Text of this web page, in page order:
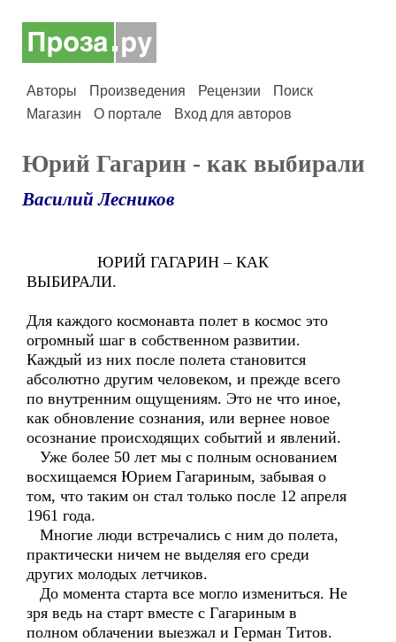
Авторы Произведения Рецензии
Поиск
Магазин
О портале Вход для авторов
Юрий Гагарин - как выбирали
Василий Лесников
ЮРИЙ ГАГАРИН – КАК
ВЫБИРАЛИ.
Для каждого космонавта полет в космос это
огромный шаг в собственном развитии.
Каждый из них после полета становится
абсолютно другим человеком, и прежде всего
по внутренним ощущениям. Это не что иное,
как обновление сознания, или вернее новое
осознание происходящих событий и явлений.
Уже более 50 лет мы с полным основанием
восхищаемся Юрием Гагариным, забывая о
том, что таким он стал только после 12 апреля
1961 года.
Многие люди встречались с ним до полета,
практически ничем не выделяя его среди
других молодых летчиков.
До момента старта все могло измениться. Не
зря ведь на старт вместе с Гагариным в
полном облачении выезжал и Герман Титов.